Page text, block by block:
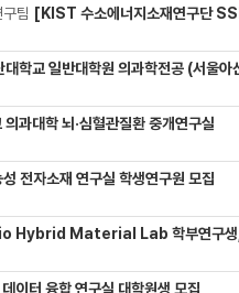
팀 [KIST 수소에너지소재연구단 SSEMS] 2027 전
교 일반대학원 의과학전공 (서울아산병원
과대학 뇌·심혈관질환 중개연구실
전자소재 연구실 학생연구원 모집
Hybrid Material Lab 학부연구생,
이터 융합 연구실 대학원생 모집